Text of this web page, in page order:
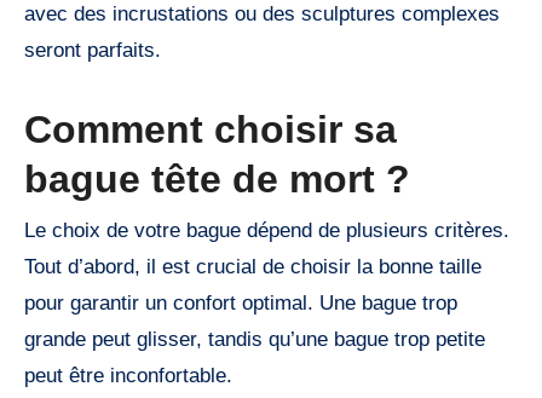
avec des incrustations ou des sculptures complexes
seront parfaits.
Comment choisir sa
bague tête de mort ?
Le choix de votre bague dépend de plusieurs critères.
Tout d’abord, il est crucial de choisir la bonne taille
pour garantir un confort optimal. Une bague trop
grande peut glisser, tandis qu’une bague trop petite
peut être inconfortable.